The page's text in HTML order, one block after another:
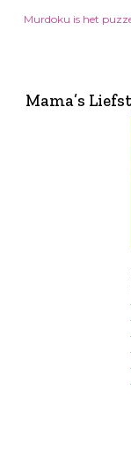
Murdoku is het
Mama’s